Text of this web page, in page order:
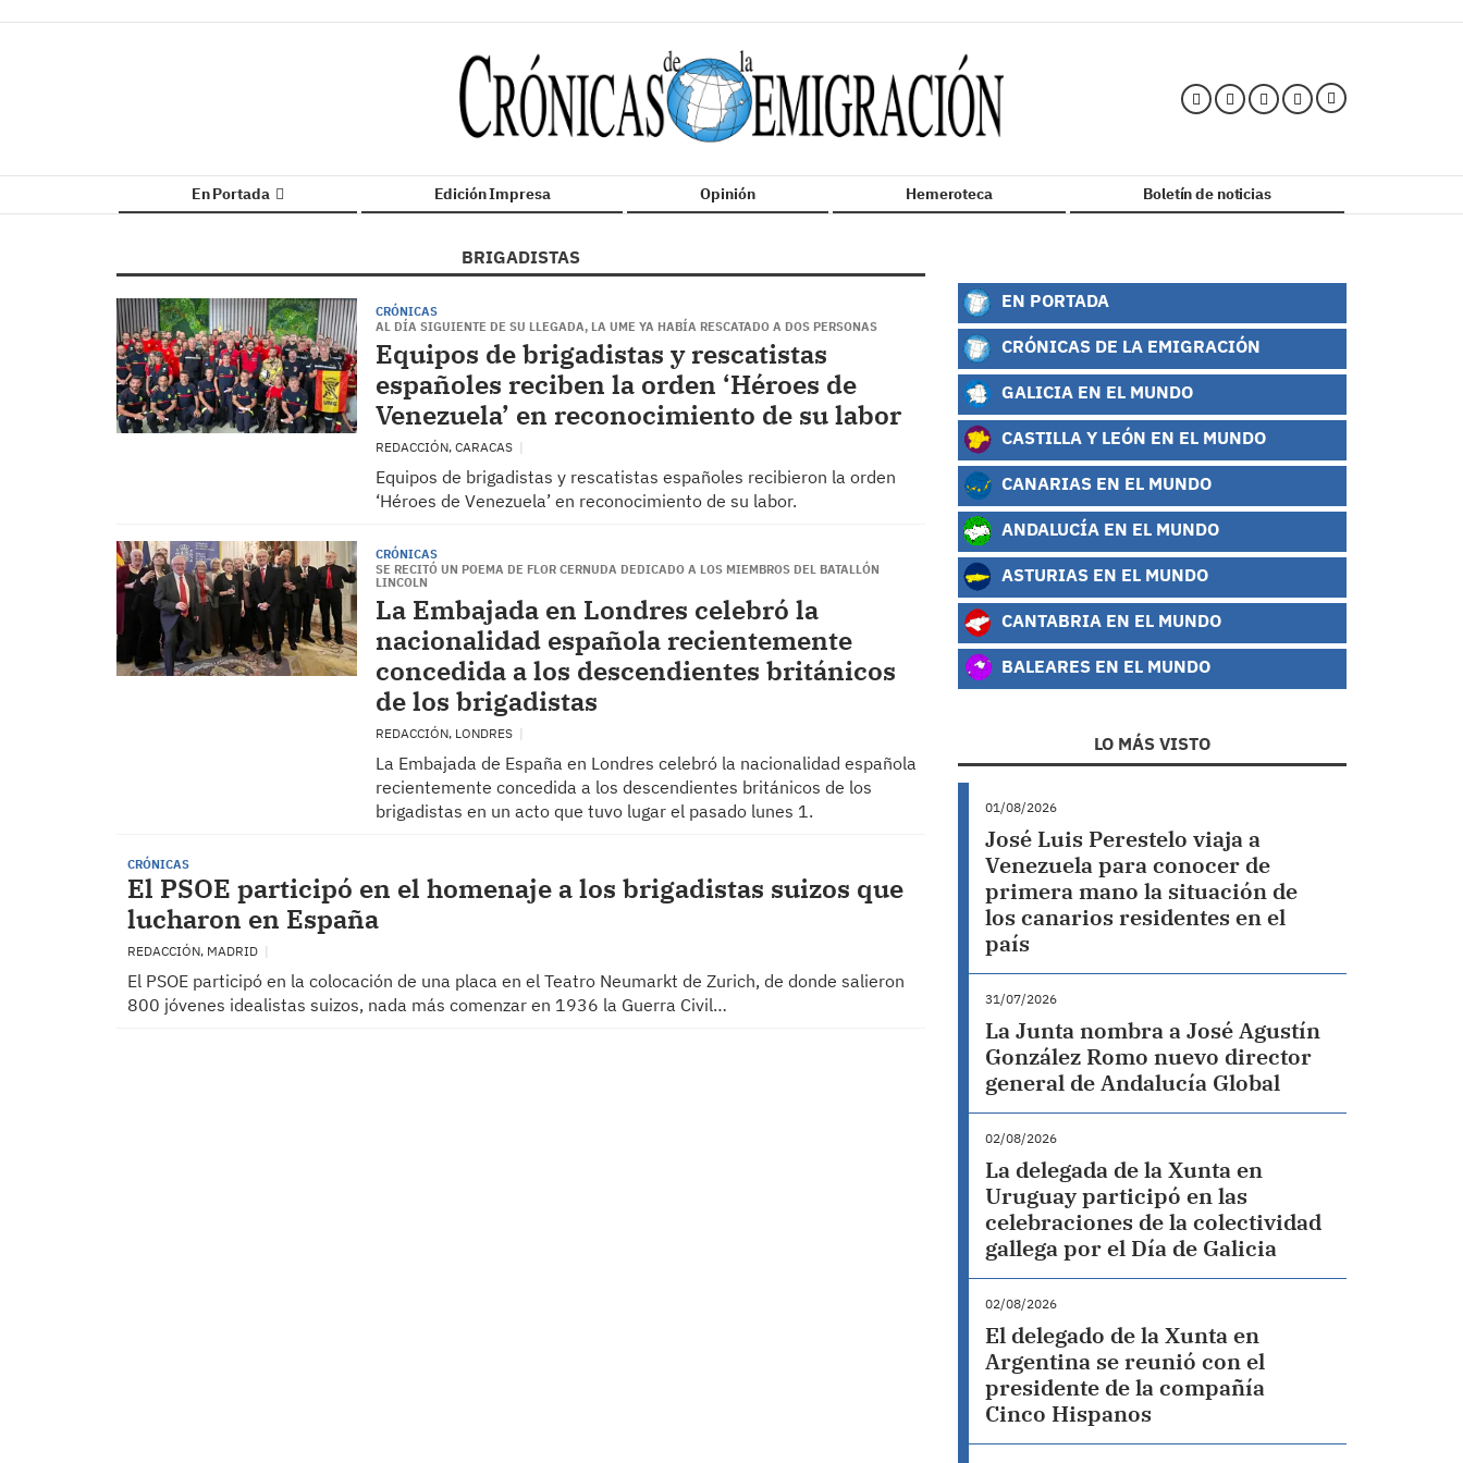
En Portada Edición Impresa Opinión Hemeroteca Boletín de noticias
BRIGADISTAS
CRÓNICAS
AL DÍA SIGUIENTE DE SU LLEGADA, LA UME YA HABÍA RESCATADO A DOS PERSONAS
Equipos de brigadistas y rescatistas
españoles reciben la orden ‘Héroes de
Venezuela’ en reconocimiento de su labor
REDACCIÓN, CARACAS
Equipos de brigadistas y rescatistas españoles recibieron la orden
‘Héroes de Venezuela’ en reconocimiento de su labor.
CRÓNICAS
​SE RECITÓ UN POEMA DE FLOR CERNUDA DEDICADO A LOS MIEMBROS DEL BATALLÓN
LINCOLN
La Embajada en Londres celebró la
nacionalidad española recientemente
concedida a los descendientes británicos
de los brigadistas
REDACCIÓN, LONDRES
​La Embajada de España en Londres celebró la nacionalidad española
recientemente concedida a los descendientes británicos de los
brigadistas en un acto que tuvo lugar el pasado lunes 1.
CRÓNICAS
El PSOE participó en el homenaje a los brigadistas suizos que
lucharon en España
REDACCIÓN, MADRID
El PSOE participó en la colocación de una placa en el Teatro Neumarkt de Zurich, de donde salieron
800 jóvenes idealistas suizos, nada más comenzar en 1936 la Guerra Civil…
EN PORTADA
CRÓNICAS DE LA EMIGRACIÓN
GALICIA EN EL MUNDO
CASTILLA Y LEÓN EN EL MUNDO
CANARIAS EN EL MUNDO
ANDALUCÍA EN EL MUNDO
ASTURIAS EN EL MUNDO
CANTABRIA EN EL MUNDO
BALEARES EN EL MUNDO
LO MÁS VISTO
01/08/2026
José Luis Perestelo viaja a
Venezuela para conocer de
primera mano la situación de
los canarios residentes en el
país
31/07/2026
La Junta nombra a José Agustín
González Romo nuevo director
general de Andalucía Global
02/08/2026
La delegada de la Xunta en
Uruguay participó en las
celebraciones de la colectividad
gallega por el Día de Galicia
02/08/2026
El delegado de la Xunta en
Argentina se reunió con el
presidente de la compañía
Cinco Hispanos